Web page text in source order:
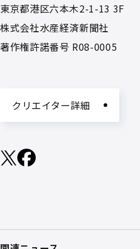
東京都港区六本木2-1-13 3F
株式会社水産経済新聞社
著作権許諾番号 R08-0005
クリエイター詳細